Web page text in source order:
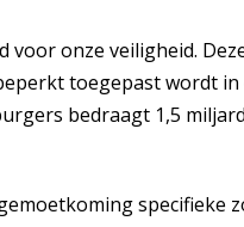
onze veiligheid.
toegepast wordt
bedraagt 1,5
specifieke